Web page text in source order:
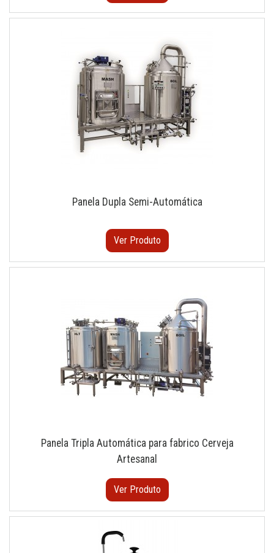
Panela Dupla Semi-Automática
Ver Produto
Panela Tripla Automática para fabrico Cerveja
Artesanal
Ver Produto